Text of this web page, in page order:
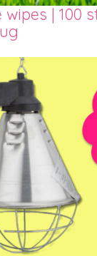
wipes | 100